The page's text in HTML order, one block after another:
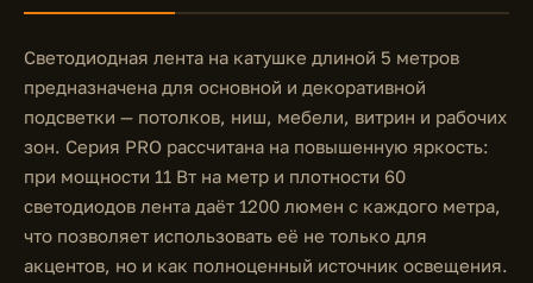
Светодиодная лента на катушке длиной 5 метров
предназначена для основной и декоративной
подсветки — потолков, ниш, мебели, витрин и рабочих
зон. Серия PRO рассчитана на повышенную яркость:
при мощности 11 Вт на метр и плотности 60
светодиодов лента даёт 1200 люмен с каждого метра,
что позволяет использовать её не только для
акцентов, но и как полноценный источник освещения.